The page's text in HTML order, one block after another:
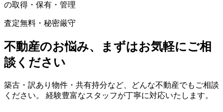
の取得・保有・管理
査定無料・秘密厳守
不動産のお悩み、まずはお気軽にご相
談ください
築古・訳あり物件・共有持分など、どんな不動産でもご相談
ください。 経験豊富なスタッフが丁寧に対応いたします。